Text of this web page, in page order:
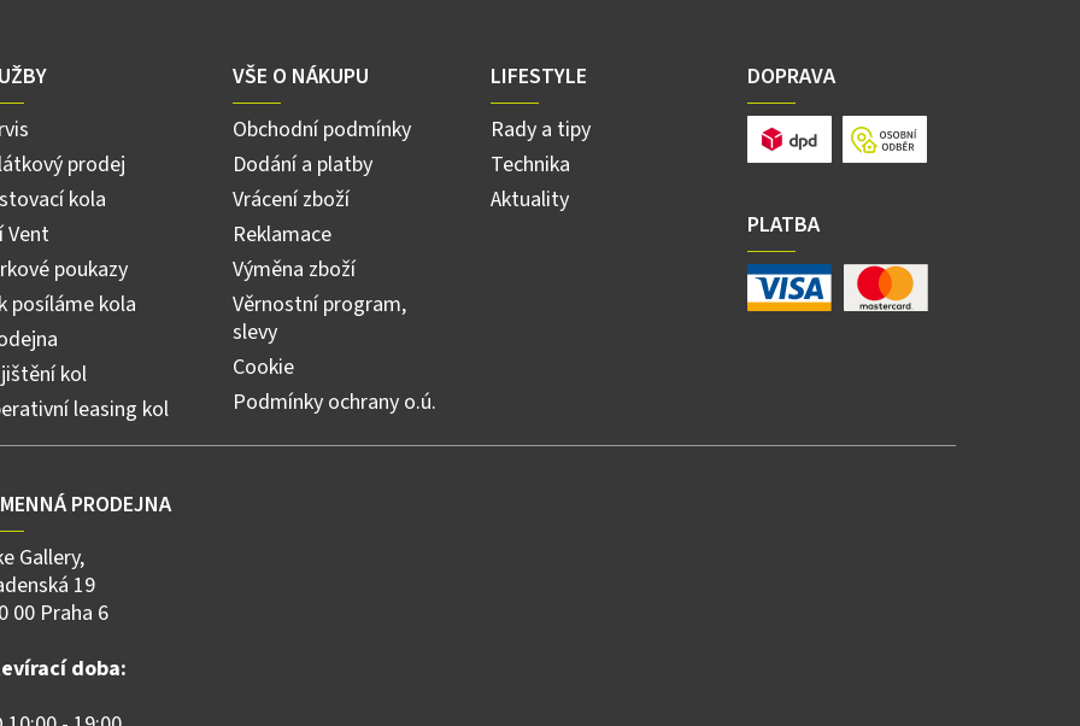
prodej
kola
Vent
poukazy
posíláme kola
kol
leasing kol
VŠE O NÁKUPU
Obchodní podmínky
Dodání a platby
Vrácení zboží
Reklamace
Výměna zboží
Věrnostní program,
slevy
Cookie
Podmínky ochrany o.ú.
LIFESTYLE
Rady a tipy
Technika
Aktuality
DOPRAVA
PLATBA
PRODEJNA
Gallery,
19
00 Praha 6
doba: